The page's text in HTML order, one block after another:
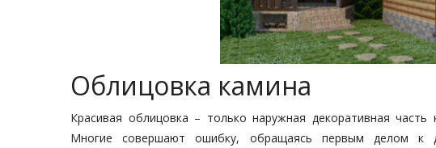
Облицовка камина
Красивая облицовка – только наружная декоративная
Многие совершают ошибку, обращаясь первым делом к